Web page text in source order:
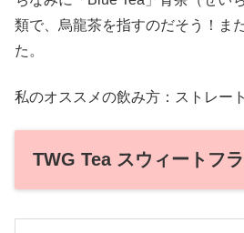
類で、烏龍茶を指すのだそう！ま
た。
私のオススメの飲み方：ストレー
TWG Tea スウィートフ